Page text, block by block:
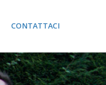
CONTATTACI